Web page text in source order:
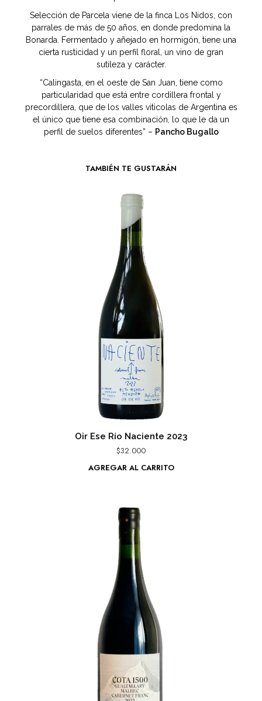
Selección de Parcela viene de la finca Los Nidos, con
parrales de más de 50 años, en donde predomina la
Bonarda. Fermentado y añejado en hormigón, tiene una
cierta rusticidad y un perfil floral, un vino de gran
sutileza y carácter.
“Calingasta, en el oeste de San Juan, tiene como
particularidad que está entre cordillera frontal y
precordillera, que de los valles viticolas de Argentina es
el único que tiene esa combinación, lo que le da un
perfil de suelos diferentes” – Pancho Bugallo
TAMBIÉN TE GUSTARÁN
Oir Ese Río Naciente 2023
$32.000
AGREGAR AL CARRITO